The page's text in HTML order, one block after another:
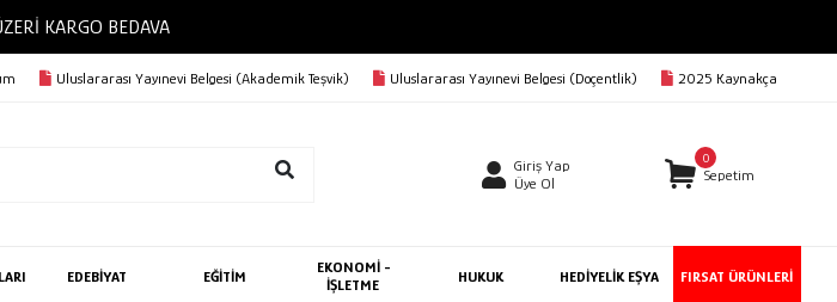
KARGO BEDAVA
Uluslararası Yayınevi Belgesi (Akademik Teşvik) Uluslararası Yayınevi Belgesi (Doçentlik) 2025 Kaynakça
Giriş Yap
Üye Ol
0
Sepetim
EDEBİYAT EĞİTİM
EKONOMİ -
İŞLETME
HUKUK HEDİYELİK EŞYA FIRSAT ÜRÜNLERİ